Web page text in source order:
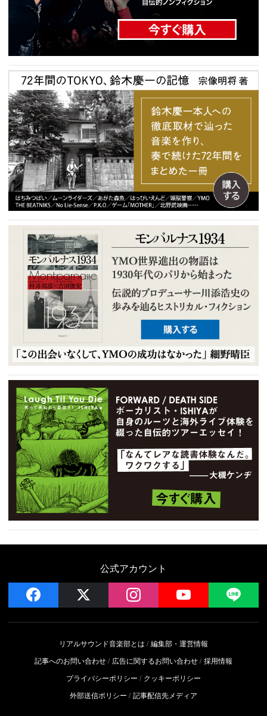
公式アカウント
facebook instagram YouTube
リアルサウンド音楽部とは
編集部・運営情報
記事へのお問い合わせ
広告に関するお問い合わせ 採用情報
プライバシーポリシー
クッキーポリシー
外部送信ポリシー
記事配信先メディア